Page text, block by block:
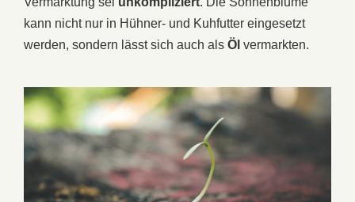
kann nicht nur in Hühner- und Kuhfutter eingesetzt
werden, sondern lässt sich auch als Öl vermarkten.